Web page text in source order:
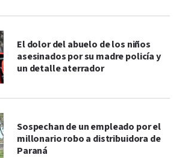
El dolor del abuelo de los niños
asesinados por su madre policía y
un detalle aterrador
Sospechan de un empleado por el
millonario robo a distribuidora de
Paraná